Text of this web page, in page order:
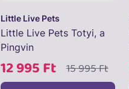
Little Live Pets
Little Live Pets Totyi, a
Pingvin
12 995 Ft 15 995 Ft